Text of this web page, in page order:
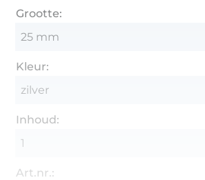
Grootte:
25 mm
Kleur:
zilver
Inhoud:
1
Art.nr.: